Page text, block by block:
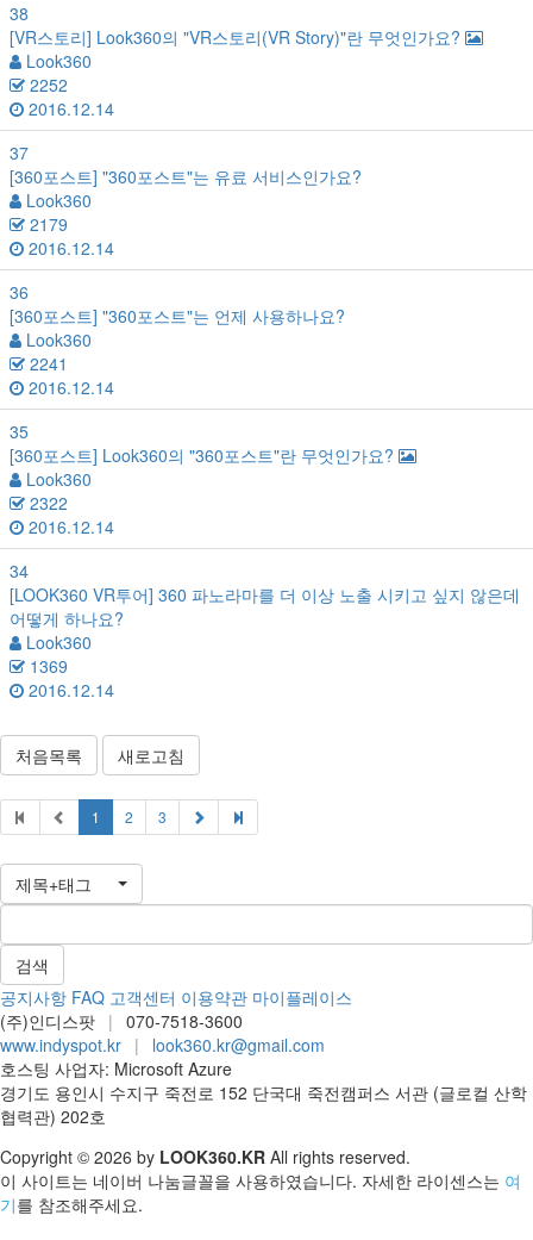
38
[VR스토리] Look360의 "VR스토리(VR Story)"란 무엇인가요?
Look360
2252
2016.12.14
37
[360포스트] "360포스트"는 유료 서비스인가요?
Look360
2179
2016.12.14
36
[360포스트] "360포스트"는 언제 사용하나요?
Look360
2241
2016.12.14
35
[360포스트] Look360의 "360포스트"란 무엇인가요?
Look360
2322
2016.12.14
34
[LOOK360 VR투어] 360 파노라마를 더 이상 노출 시키고 싶지 않은데
어떻게 하나요?
Look360
1369
2016.12.14
처음목록 새로고침
1 2 3
제목+태그
공지사항 FAQ 고객센터 이용약관 마이플레이스
(주)인디스팟 | 070-7518-3600
www.indyspot.kr |
look360.kr@gmail.com
호스팅 사업자: Microsoft Azure
경기도 용인시 수지구 죽전로 152 단국대 죽전캠퍼스 서관 (글로컬 산학
협력관) 202호
Copyright © 2026 by LOOK360.KR All rights reserved.
이 사이트는 네이버 나눔글꼴을 사용하였습니다. 자세한 라이센스는 여
기를 참조해주세요.